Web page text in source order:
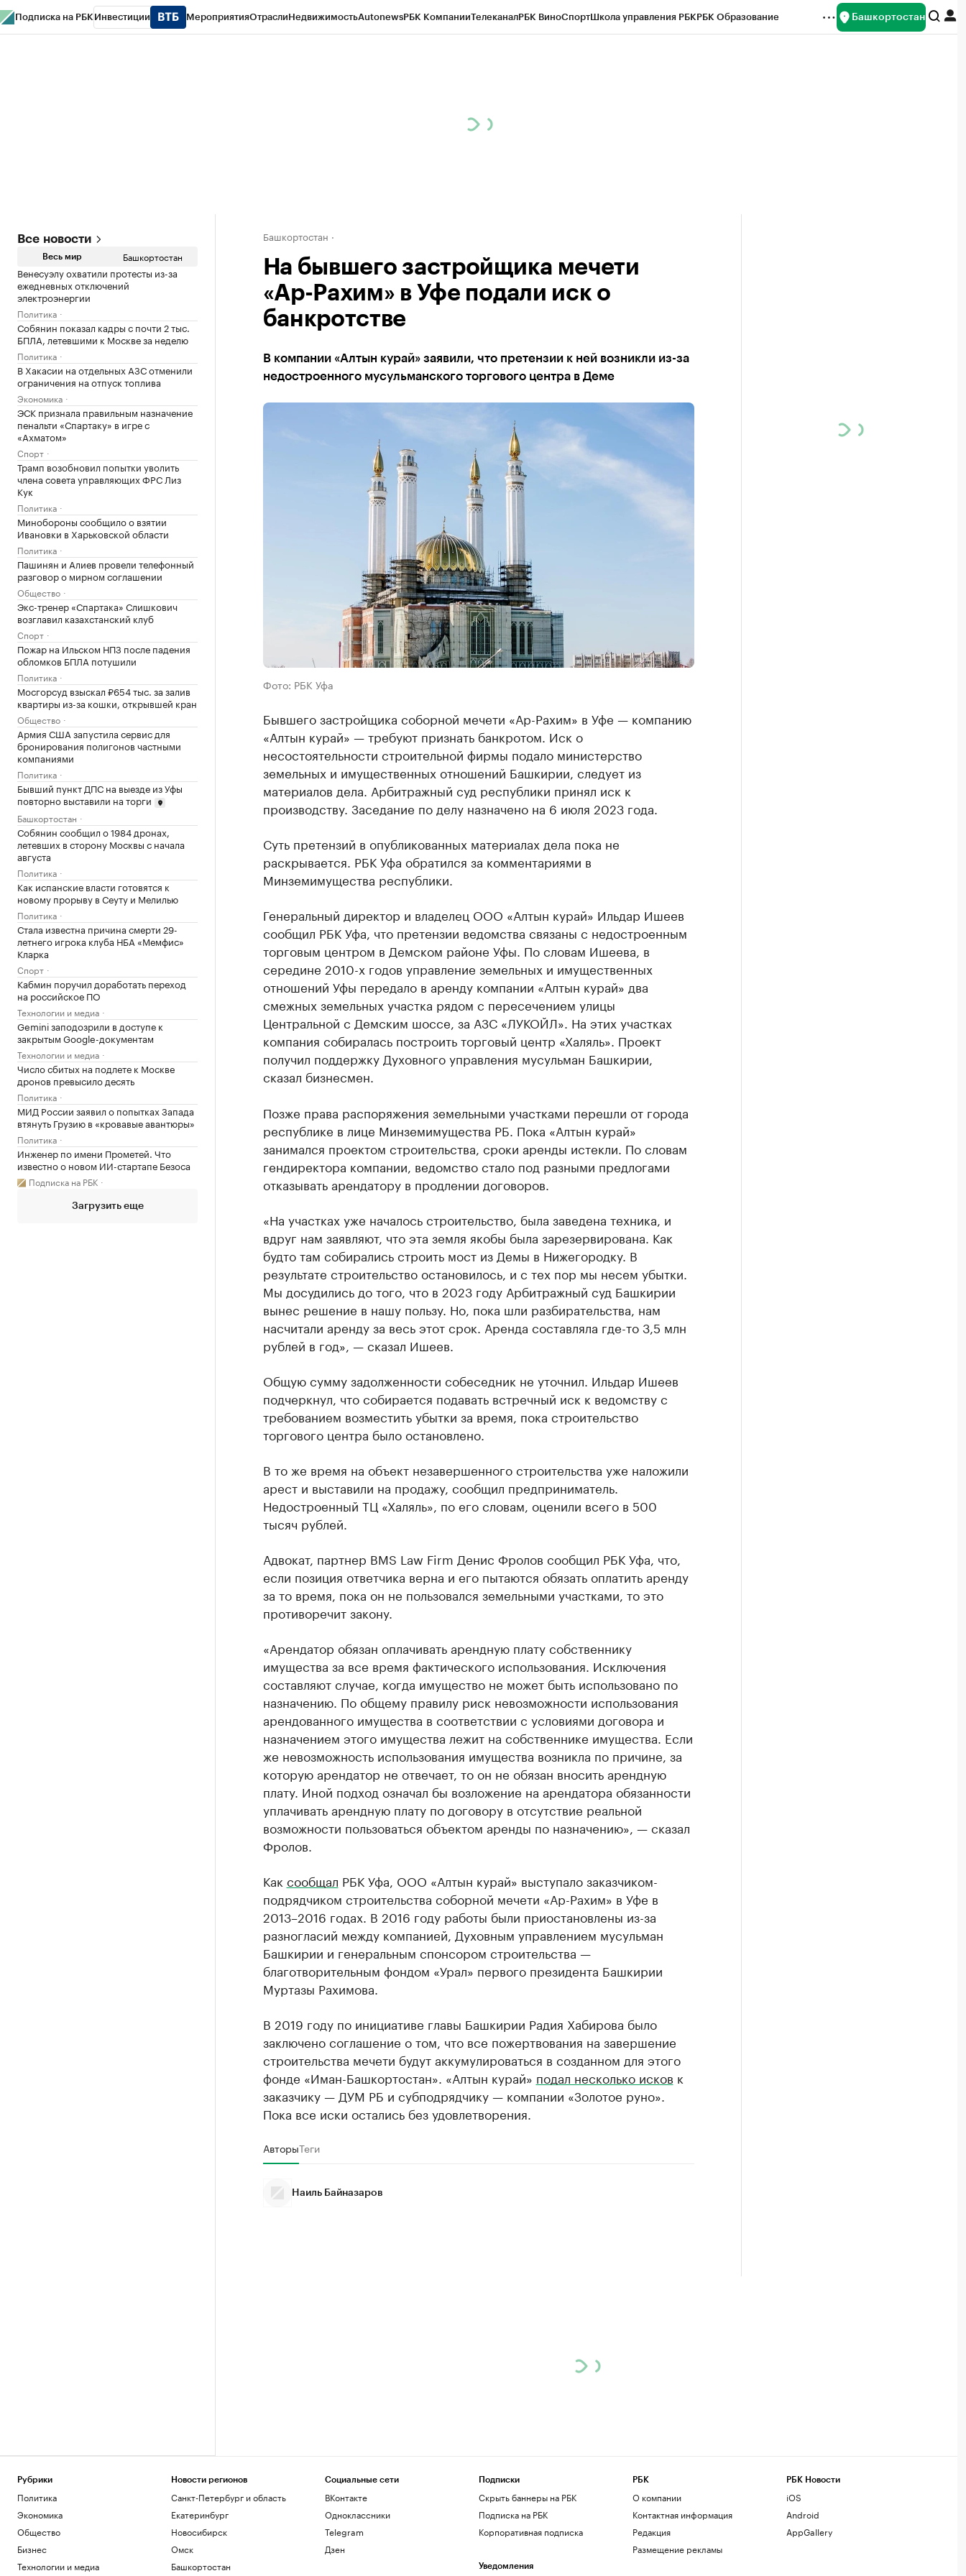
Подписка на РБК Инвестиции МероприятияОтраслиНедвижимостьAutonewsРБК КомпанииТелеканалРБК ВиноСпортШкола управления РБКРБК Образование Башкортостан
Все новости
Весь мир Башкортостан
Венесуэлу охватили протесты из-за
ежедневных отключений
электроэнергии
Политика
Собянин показал кадры с почти 2 тыс.
БПЛА, летевшими к Москве за неделю
Политика
В Хакасии на отдельных АЗС отменили
ограничения на отпуск топлива
Экономика
ЭСК признала правильным назначение
пенальти «Спартаку» в игре с
«Ахматом»
Спорт
Трамп возобновил попытки уволить
члена совета управляющих ФРС Лиз
Кук
Политика
Минобороны сообщило о взятии
Ивановки в Харьковской области
Политика
Пашинян и Алиев провели телефонный
разговор о мирном соглашении
Общество
Экс-тренер «Спартака» Слишкович
возглавил казахстанский клуб
Спорт
Пожар на Ильском НПЗ после падения
обломков БПЛА потушили
Политика
Мосгорсуд взыскал ₽654 тыс. за залив
квартиры из-за кошки, открывшей кран
Общество
Армия США запустила сервис для
бронирования полигонов частными
компаниями
Политика
Бывший пункт ДПС на выезде из Уфы
повторно выставили на торги
Башкортостан
Собянин сообщил о 1984 дронах,
летевших в сторону Москвы с начала
августа
Политика
Как испанские власти готовятся к
новому прорыву в Сеуту и Мелилью
Политика
Стала известна причина смерти 29-
летнего игрока клуба НБА «Мемфис»
Кларка
Спорт
Кабмин поручил доработать переход
на российское ПО
Технологии и медиа
Gemini заподозрили в доступе к
закрытым Google-документам
Технологии и медиа
Число сбитых на подлете к Москве
дронов превысило десять
Политика
МИД России заявил о попытках Запада
втянуть Грузию в «кровавые авантюры»
Политика
Инженер по имени Прометей. Что
известно о новом ИИ-стартапе Безоса
Подписка на РБК
Загрузить еще
Башкортостан
На бывшего застройщика мечети
«Ар-Рахим» в Уфе подали иск о
банкротстве
В компании «Алтын курай» заявили, что претензии к ней возникли из-за
недостроенного мусульманского торгового центра в Деме
Фото: РБК Уфа
Бывшего застройщика соборной мечети «Ар-Рахим» в Уфе — компанию
«Алтын курай» — требуют признать банкротом. Иск о
несостоятельности строительной фирмы подало министерство
земельных и имущественных отношений Башкирии, следует из
материалов дела. Арбитражный суд республики принял иск к
производству. Заседание по делу назначено на 6 июля 2023 года.
Суть претензий в опубликованных материалах дела пока не
раскрывается. РБК Уфа обратился за комментариями в
Минземимущества республики.
Генеральный директор и владелец ООО «Алтын курай» Ильдар Ишеев
сообщил РБК Уфа, что претензии ведомства связаны с недостроенным
торговым центром в Демском районе Уфы. По словам Ишеева, в
середине 2010-х годов управление земельных и имущественных
отношений Уфы передало в аренду компании «Алтын курай» два
смежных земельных участка рядом с пересечением улицы
Центральной с Демским шоссе, за АЗС «ЛУКОЙЛ». На этих участках
компания собиралась построить торговый центр «Халяль». Проект
получил поддержку Духовного управления мусульман Башкирии,
сказал бизнесмен.
Позже права распоряжения земельными участками перешли от города
республике в лице Минземимущества РБ. Пока «Алтын курай»
занимался проектом строительства, сроки аренды истекли. По словам
гендиректора компании, ведомство стало под разными предлогами
отказывать арендатору в продлении договоров.
«На участках уже началось строительство, была заведена техника, и
вдруг нам заявляют, что эта земля якобы была зарезервирована. Как
будто там собирались строить мост из Демы в Нижегородку. В
результате строительство остановилось, и с тех пор мы несем убытки.
Мы досудились до того, что в 2023 году Арбитражный суд Башкирии
вынес решение в нашу пользу. Но, пока шли разбирательства, нам
насчитали аренду за весь этот срок. Аренда составляла где-то 3,5 млн
рублей в год», — сказал Ишеев.
Общую сумму задолженности собеседник не уточнил. Ильдар Ишеев
подчеркнул, что собирается подавать встречный иск к ведомству с
требованием возместить убытки за время, пока строительство
торгового центра было остановлено.
В то же время на объект незавершенного строительства уже наложили
арест и выставили на продажу, сообщил предприниматель.
Недостроенный ТЦ «Халяль», по его словам, оценили всего в 500
тысяч рублей.
Адвокат, партнер BMS Law Firm Денис Фролов сообщил РБК Уфа, что,
если позиция ответчика верна и его пытаются обязать оплатить аренду
за то время, пока он не пользовался земельными участками, то это
противоречит закону.
«Арендатор обязан оплачивать арендную плату собственнику
имущества за все время фактического использования. Исключения
составляют случае, когда имущество не может быть использовано по
назначению. По общему правилу риск невозможности использования
арендованного имущества в соответствии с условиями договора и
назначением этого имущества лежит на собственнике имущества. Если
же невозможность использования имущества возникла по причине, за
которую арендатор не отвечает, то он не обязан вносить арендную
плату. Иной подход означал бы возложение на арендатора обязанности
уплачивать арендную плату по договору в отсутствие реальной
возможности пользоваться объектом аренды по назначению», — сказал
Фролов.
Как сообщал РБК Уфа, ООО «Алтын курай» выступало заказчиком-
подрядчиком строительства соборной мечети «Ар-Рахим» в Уфе в
2013–2016 годах. В 2016 году работы были приостановлены из-за
разногласий между компанией, Духовным управлением мусульман
Башкирии и генеральным спонсором строительства —
благотворительным фондом «Урал» первого президента Башкирии
Муртазы Рахимова.
В 2019 году по инициативе главы Башкирии Радия Хабирова было
заключено соглашение о том, что все пожертвования на завершение
строительства мечети будут аккумулироваться в созданном для этого
фонде «Иман-Башкортостан». «Алтын курай» подал несколько исков к
заказчику — ДУМ РБ и субподрядчику — компании «Золотое руно».
Пока все иски остались без удовлетворения.
АвторыТеги
Наиль Байназаров
Рубрики
Политика
Экономика
Общество
Бизнес
Технологии и медиа
Новости регионов
Санкт-Петербург и область
Екатеринбург
Новосибирск
Омск
Башкортостан
Социальные сети
ВКонтакте
Одноклассники
Telegram
Дзен
Подписки
Скрыть баннеры на РБК
Подписка на РБК
Корпоративная подписка
Уведомления
РБК
О компании
Контактная информация
Редакция
Размещение рекламы
РБК Новости
iOS
Android
AppGallery